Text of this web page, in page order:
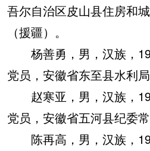
吾尔自治区皮山县住房和
（援疆）。
杨善勇，男，汉族，
党员，安徽省东至县水利
赵寒亚，男，汉族，
党员，安徽省五河县纪委
陈再高，男，汉族，